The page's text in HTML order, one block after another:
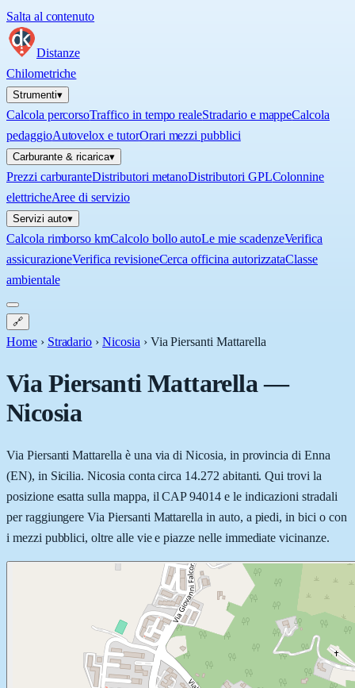
Salta al contenuto
Distanze
Chilometriche
Strumenti▾
Calcola percorsoTraffico in tempo realeStradario e mappeCalcola
pedaggioAutovelox e tutorOrari mezzi pubblici
Carburante & ricarica▾
Prezzi carburanteDistributori metanoDistributori GPLColonnine
elettricheAree di servizio
Servizi auto▾
Calcola rimborso kmCalcolo bollo autoLe mie scadenzeVerifica
assicurazioneVerifica revisioneCerca officina autorizzataClasse
ambientale
🔗
Home › Stradario › Nicosia › Via Piersanti Mattarella
Via Piersanti Mattarella—
Nicosia
Via Piersanti Mattarella è una via di Nicosia, in provincia di Enna
(EN), in Sicilia. Nicosia conta circa 14.272 abitanti. Qui trovi la
posizione esatta sulla mappa, il CAP 94014 e le indicazioni stradali
per raggiungere Via Piersanti Mattarella in auto, a piedi, in bici o con
i mezzi pubblici, oltre alle vie e piazze nelle immediate vicinanze.